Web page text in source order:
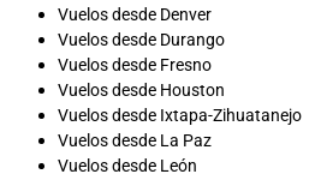
Vuelos desde Denver
Vuelos desde Durango
Vuelos desde Fresno
Vuelos desde Houston
Vuelos desde Ixtapa-Zihuatanejo
Vuelos desde La Paz
Vuelos desde León